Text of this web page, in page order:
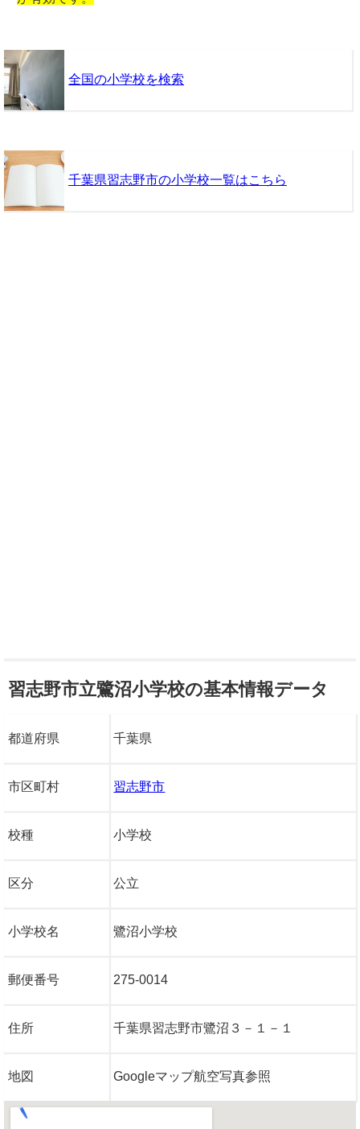
全国の小学校を検索
千葉県習志野市の小学校一覧はこちら
習志野市立鷺沼小学校の基本情報データ
都道府県 千葉県
市区町村 習志野市
校種 小学校
区分 公立
小学校名 鷺沼小学校
郵便番号 275-0014
住所 千葉県習志野市鷺沼３－１－１
地図 Googleマップ航空写真参照